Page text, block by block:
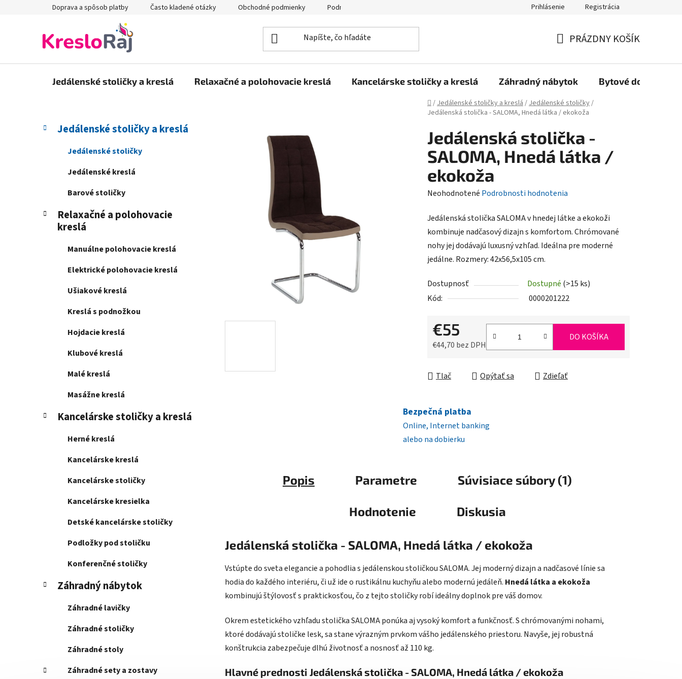
Doprava a spôsob platby Často kladené otázky Obchodné podmienky Podmienky ochrany osobných údajov Reklamačný poriadok, Záručné podmienky Reklamačný formulár
Prihlásenie Registrácia
KOŠÍK
PRÁZDNY KOŠÍK
Jedálenské stoličky a kreslá Relaxačné a polohovacie kreslá Kancelárske stoličky a kreslá Záhradný nábytok Bytové doplnky
Domov
/Jedálenské stoličky a kreslá/Jedálenské stoličky/
Jedálenská stolička - SALOMA, Hnedá látka / ekokoža
B
n
Preskočiť
kategórie
K
a
e
Jedálenské stoličky a kreslá
Jedálenské stoličky
Jedálenské kreslá
Barové stoličky
Relaxačné a polohovacie
kreslá
Manuálne polohovacie kreslá
Elektrické polohovacie kreslá
Ušiakové kreslá
Kreslá s podnožkou
Hojdacie kreslá
Klubové kreslá
Malé kreslá
Masážne kreslá
Kancelárske stoličky a kreslá
Herné kreslá
Kancelárske kreslá
Kancelárske stoličky
Kancelárske kresielka
Detské kancelárske stoličky
Podložky pod stoličku
Konferenčné stoličky
Záhradný nábytok
Záhradné lavičky
Záhradné stoličky
Záhradné stoly
Záhradné sety a zostavy
Jedálenská stolička -
SALOMA, Hnedá látka /
ekokoža
Priemerné
produktu
je
0,0
z
hviezdičiek.
Neohodnotené Podrobnosti hodnotenia
Jedálenská stolička SALOMA v hnedej látke a ekokoži
kombinuje nadčasový dizajn s komfortom. Chrómované
nohy jej dodávajú luxusný vzhľad. Ideálna pre moderné
jedálne. Rozmery: 42x56,5x105 cm.
Dostupnosť Dostupné (>15 ks)
Kód:
0000201222
€55
€44,70 bez DPH
DO KOŠÍKA
Tlač Opýtať sa Zdieľať
Bezpečná platba
Online, Internet banking
alebo na dobierku
Popis Parametre Súvisiace súbory (1)
Hodnotenie Diskusia
Jedálenská stolička - SALOMA, Hnedá látka / ekokoža
Vstúpte do sveta elegancie a pohodlia s jedálenskou stoličkou SALOMA. Jej moderný dizajn a nadčasové línie sa
hodia do každého interiéru, či už ide o rustikálnu kuchyňu alebo modernú jedáleň. Hnedá látka a ekokoža
kombinujú štýlovosť s praktickosťou, čo z tejto stoličky robí ideálny doplnok pre váš domov.
Okrem estetického vzhľadu stolička SALOMA ponúka aj vysoký komfort a funkčnosť. S chrómovanými nohami,
ktoré dodávajú stoličke lesk, sa stane výrazným prvkom vášho jedálenského priestoru. Navyše, jej robustná
konštrukcia zabezpečuje dlhú životnosť a nosnosť až 110 kg.
Hlavné prednosti Jedálenská stolička - SALOMA, Hnedá látka / ekokoža